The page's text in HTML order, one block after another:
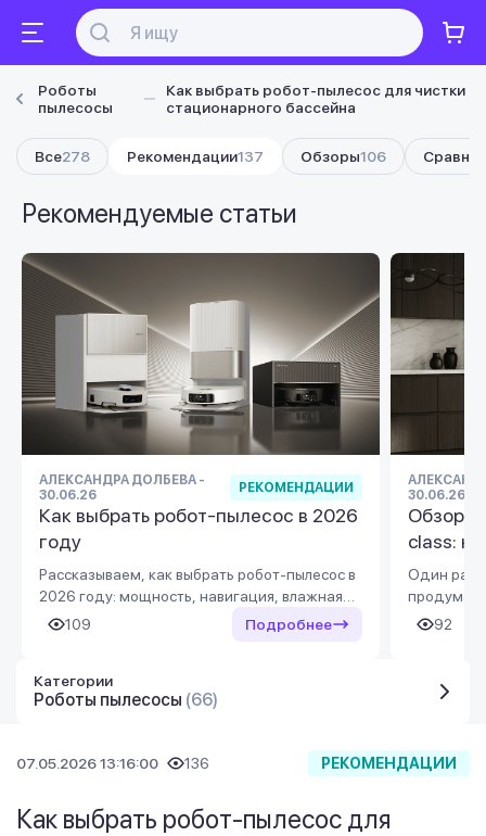
Роботы
пылесосы
Как выбрать робот-пылесос для чистки
стационарного бассейна
Все278 Рекомендации137 Обзоры106
07.05.2026 13:16:00 136 РЕКОМЕНДАЦИИ
Как выбрать робот-пылесос для
Рекомендуемые статьи
АЛЕКСАНДРА ДОЛБЕВА -
30.06.26
РЕКОМЕНДАЦИИ
Как выбрать робот-пылесос в 2026
году
Рассказываем, как выбрать робот-пылесос в
2026 году: мощность, навигация, влажная
уборка, база самоочистки, функции для
109 Подробнее
30.06.26
Обзор
class:
Один раз
92
Категории
Роботы пылесосы (66)